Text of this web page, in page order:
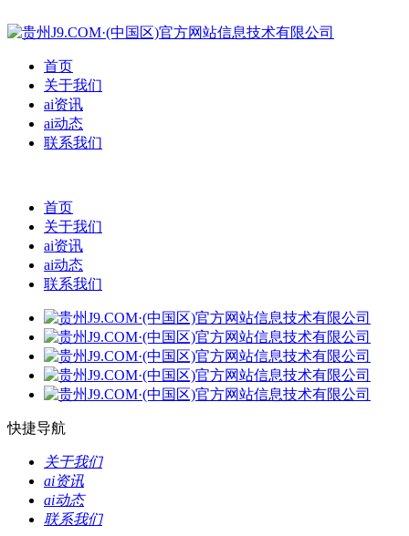
首页
关于我们
ai资讯
ai动态
联系我们
首页
关于我们
ai资讯
ai动态
联系我们
快捷导航
关于我们
ai资讯
ai动态
联系我们